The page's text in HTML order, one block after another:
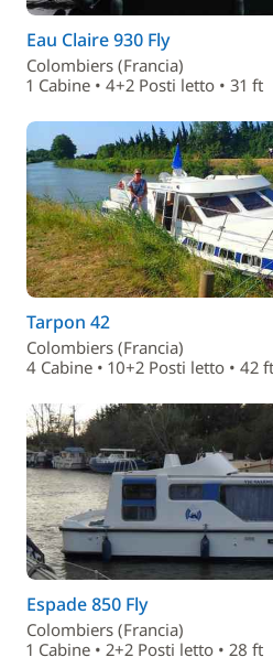
Eau Claire 930 Fly
Colombiers (Francia)
1 Cabine • 4+2 Posti letto • 31 ft
Tarpon 42
Colombiers (Francia)
4 Cabine • 10+2 Posti letto • 42 ft
Espade 850 Fly
Colombiers (Francia)
1 Cabine • 2+2 Posti letto • 28 ft